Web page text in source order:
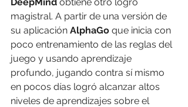
magistral. A partir de una versión de
su aplicación AlphaGo que inicia con
poco entrenamiento de las reglas del
juego y usando aprendizaje
profundo, jugando contra sí mismo
en pocos días logró alcanzar altos
niveles de aprendizajes sobre el